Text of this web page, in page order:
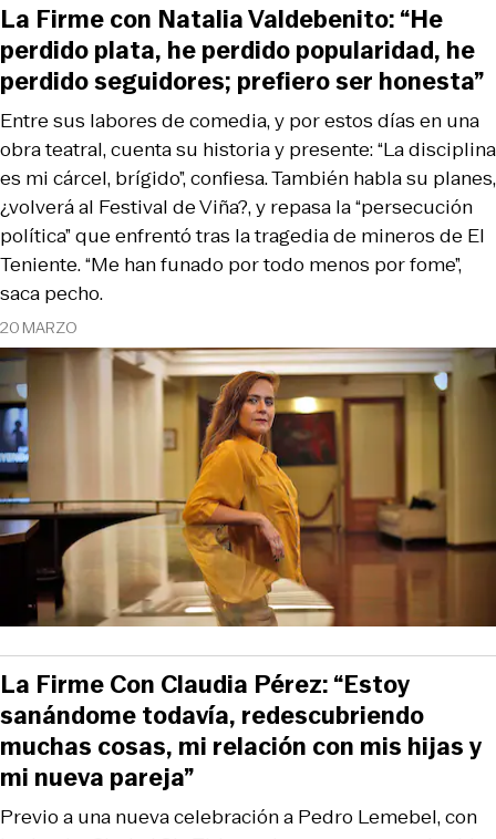
20 MARZO
Entre sus labores de comedia, y por estos días en una
obra teatral, cuenta su historia y presente: “La disciplina
es mi cárcel, brígido”, confiesa. También habla su planes,
¿volverá al Festival de Viña?, y repasa la “persecución
política” que enfrentó tras la tragedia de mineros de El
Teniente. “Me han funado por todo menos por fome”,
saca pecho.
La Firme con Natalia Valdebenito: “He
perdido plata, he perdido popularidad, he
perdido seguidores; prefiero ser honesta”
Previo a una nueva celebración a Pedro Lemebel, con
La Firme Con Claudia Pérez: “Estoy
sanándome todavía, redescubriendo
muchas cosas, mi relación con mis hijas y
mi nueva pareja”